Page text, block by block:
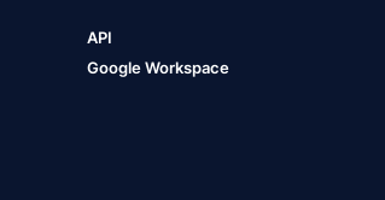
API
Google Workspace